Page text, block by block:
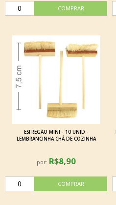
ESFREGÃO MINI - 10 UNID -
LEMBRANCINHA CHÁ DE COZINHA
por: R$8,90